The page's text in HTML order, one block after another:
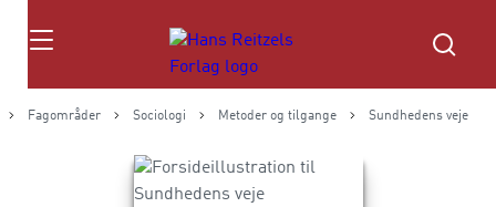
Søg
Fagområder Sociologi Metoder og tilgange Sundhedens veje